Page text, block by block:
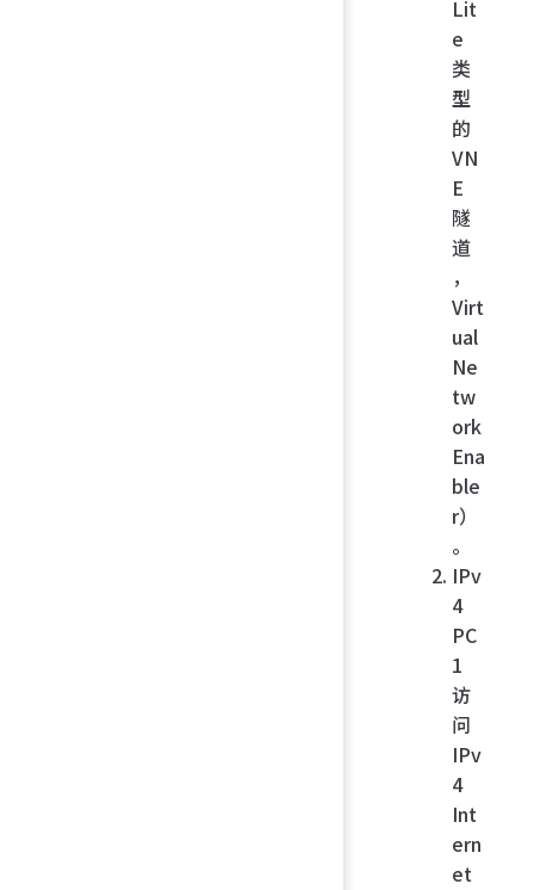
Lit
e
类
型
的
VN
E
隧
道
，
Virt
ual
Ne
tw
ork
Ena
ble
r）
。
IPv
4
PC
1
访
问
IPv
4
Int
ern
et